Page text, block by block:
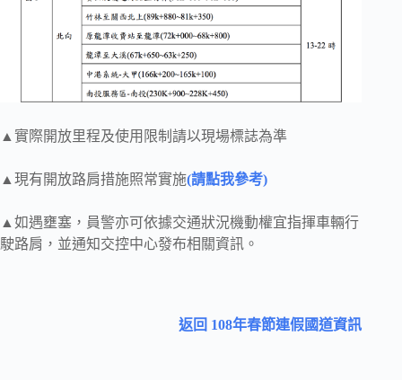
▲實際開放里程及使用限制請以現場標誌為準
▲現有開放路肩措施照常實施(請點我參考)
▲如遇壅塞，員警亦可依據交通狀況機動權宜指揮車輛行
駛路肩，並通知交控中心發布相關資訊。
返回 108年春節連假國道資訊